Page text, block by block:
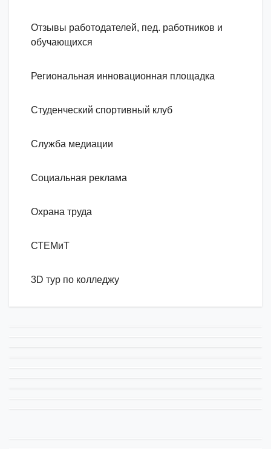
Отзывы работодателей, пед. работников и
обучающихся
Региональная инновационная площадка
Студенческий спортивный клуб
Служба медиации
Социальная реклама
Охрана труда
СТЕМиТ
3D тур по колледжу